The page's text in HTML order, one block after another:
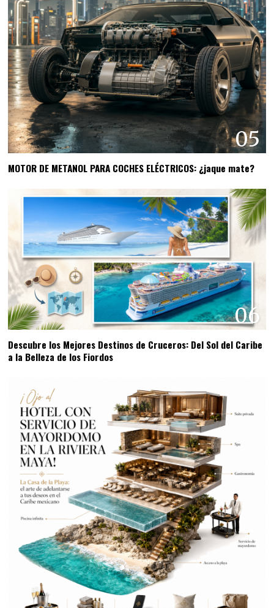
05
MOTOR DE METANOL PARA COCHES ELÉCTRICOS: ¿jaque mate?
06
Descubre los Mejores Destinos de Cruceros: Del Sol del Caribe
a la Belleza de los Fiordos